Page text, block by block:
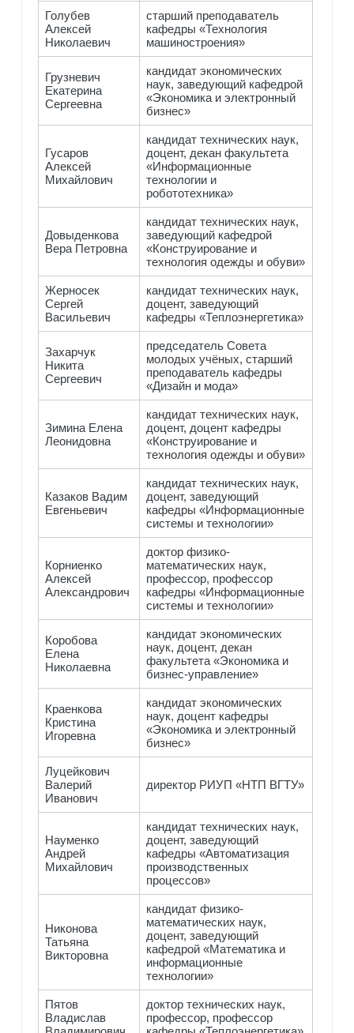
Голубев
Алексей
Николаевич
старший преподаватель
кафедры «Технология
машиностроения»
Грузневич
Екатерина
Сергеевна
кандидат экономических
наук, заведующий кафедрой
«Экономика и электронный
бизнес»
Гусаров
Алексей
Михайлович
кандидат технических наук,
доцент, декан факультета
«Информационные
технологии и
робототехника»
Довыденкова
Вера Петровна
кандидат технических наук,
заведующий кафедрой
«Конструирование и
технология одежды и обуви»
Жерносек
Сергей
Васильевич
кандидат технических наук,
доцент, заведующий
кафедры «Теплоэнергетика»
Захарчук
Никита
Сергеевич
председатель Совета
молодых учёных, старший
преподаватель кафедры
«Дизайн и мода»
Зимина Елена
Леонидовна
кандидат технических наук,
доцент, доцент кафедры
«Конструирование и
технология одежды и обуви»
Казаков Вадим
Евгеньевич
кандидат технических наук,
доцент, заведующий
кафедры «Информационные
системы и технологии»
Корниенко
Алексей
Александрович
доктор физико-
математических наук,
профессор, профессор
кафедры «Информационные
системы и технологии»
Коробова
Елена
Николаевна
кандидат экономических
наук, доцент, декан
факультета «Экономика и
бизнес-управление»
Краенкова
Кристина
Игоревна
кандидат экономических
наук, доцент кафедры
«Экономика и электронный
бизнес»
Луцейкович
Валерий
Иванович
директор РИУП «НТП ВГТУ»
Науменко
Андрей
Михайлович
кандидат технических наук,
доцент, заведующий
кафедры «Автоматизация
производственных
процессов»
Никонова
Татьяна
Викторовна
кандидат физико-
математических наук,
доцент, заведующий
кафедрой «Математика и
информационные
технологии»
Пятов
Владислав
доктор технических наук,
профессор, профессор